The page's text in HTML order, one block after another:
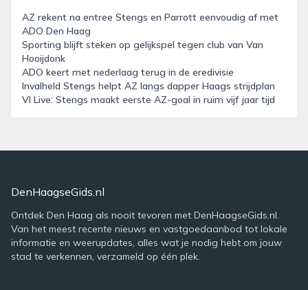
AZ rekent na entree Stengs en Parrott eenvoudig af met
ADO Den Haag
Sporting blijft steken op gelijkspel tegen club van Van
Hooijdonk
ADO keert met nederlaag terug in de eredivisie
Invalheld Stengs helpt AZ langs dapper Haags strijdplan
VI Live: Stengs maakt eerste AZ-goal in ruim vijf jaar tijd
DenHaagseGids.nl
Ontdek Den Haag als nooit tevoren met DenHaagseGids.nl.
Van het meest recente nieuws en vastgoedaanbod tot lokale
informatie en weerupdates, alles wat je nodig hebt om jouw
stad te verkennen, verzameld op één plek.